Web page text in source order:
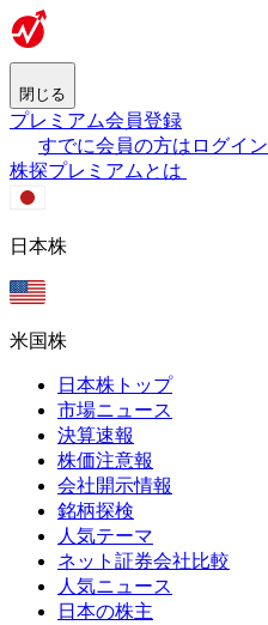
閉じる
プレミアム会員登録
すでに会員の方はログイン
株探プレミアムとは
日本株
米国株
日本株トップ
市場ニュース
決算速報
株価注意報
会社開示情報
銘柄探検
人気テーマ
ネット証券会社比較
人気ニュース
日本の株主